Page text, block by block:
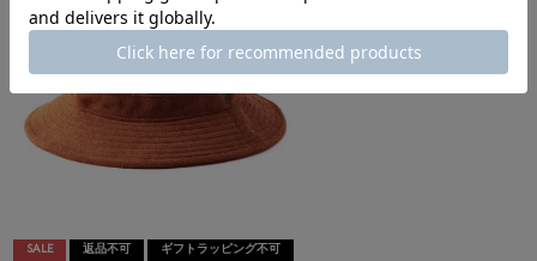
SALE 返品不可 ギフトラッピング不可